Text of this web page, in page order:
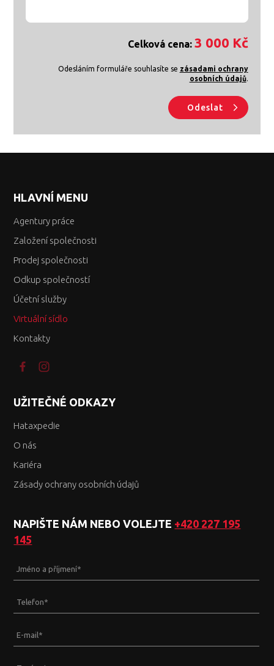
Celková cena: 3 000 Kč
Odesláním formuláře souhlasíte se zásadami ochrany
osobních údajů.
Odeslat
HLAVNÍ MENU
Agentury práce
Založení společnosti
Prodej společnosti
Odkup společností
Účetní služby
Virtuální sídlo
Kontakty
UŽITEČNÉ ODKAZY
Hataxpedie
O nás
Kariéra
Zásady ochrany osobních údajů
NAPIŠTE NÁM NEBO VOLEJTE +420 227 195
145
Jméno a příjmení*
Telefon*
E-mail*